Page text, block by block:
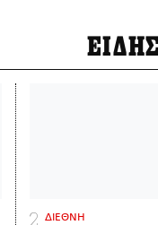
ΔΙΕΘΝΗ